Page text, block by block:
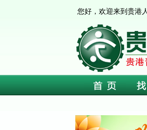
您好，欢迎来到贵港